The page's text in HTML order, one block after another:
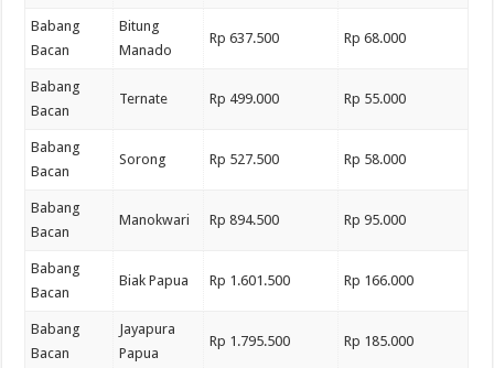
Babang
Bacan
Bitung
Manado
Rp 637.500 Rp 68.000
Babang
Bacan
Ternate Rp 499.000 Rp 55.000
Babang
Bacan
Sorong Rp 527.500 Rp 58.000
Babang
Bacan
Manokwari Rp 894.500 Rp 95.000
Babang
Bacan
Biak Papua Rp 1.601.500 Rp 166.000
Babang
Bacan
Jayapura
Papua
Rp 1.795.500 Rp 185.000